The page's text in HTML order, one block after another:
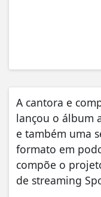
A cantora e
lançou o álbum
e também uma
formato em
compõe o
de streaming